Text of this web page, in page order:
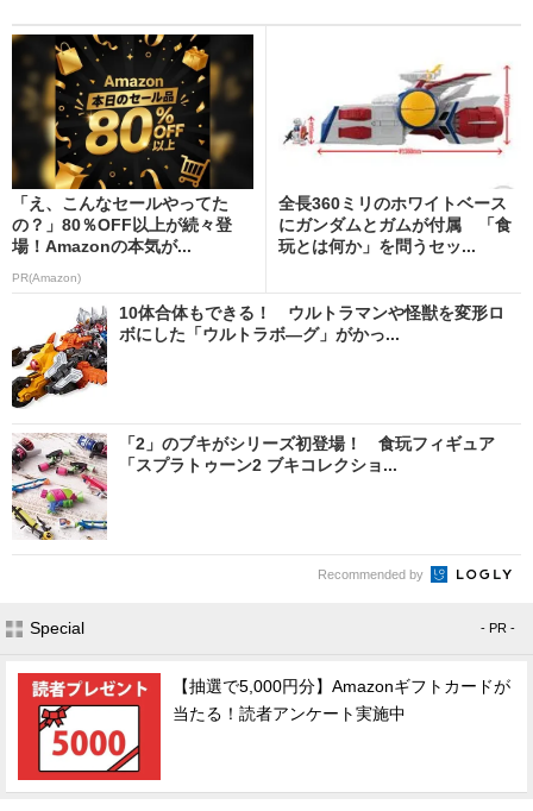
「え、こんなセールやってた
の？」80％OFF以上が続々登
場！Amazonの本気が...
PR(Amazon)
全長360ミリのホワイトベース
にガンダムとガムが付属 「食
玩とは何か」を問うセッ...
10体合体もできる！ ウルトラマンや怪獣を変形ロ
ボにした「ウルトラボ―グ」がかっ...
「2」のブキがシリーズ初登場！ 食玩フィギュア
「スプラトゥーン2 ブキコレクショ...
Recommended by
Special - PR -
【抽選で5,000円分】Amazonギフトカードが
当たる！読者アンケート実施中